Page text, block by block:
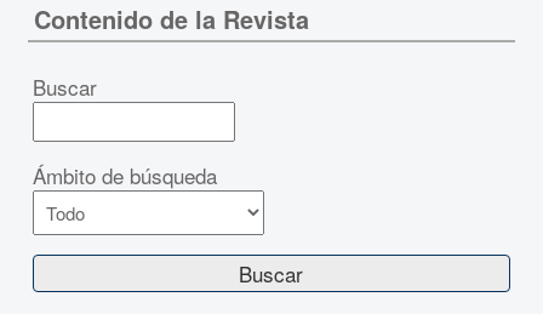
Contenido de la Revista
Buscar
Ámbito de búsqueda